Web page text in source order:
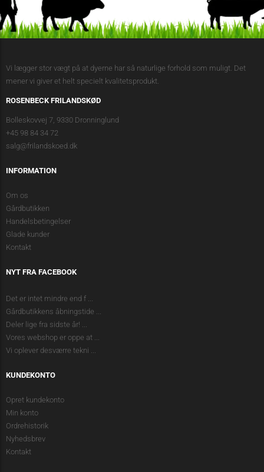
Vi lægger stor vægt på at dyerne har så naturlige forhold som muligt. Det
mener vi giver et helt specielt kvalitetsprodukt.
ROSENBECK FRILANDSKØD
Bolleskovvej 7, 9330 Dronninglund
+45 98 84 34 72
salg@frilandskoed.dk
INFORMATION
Om os
Gårdbutikken
Handelsbetingelser
Glade kunder
Kontakt
NYT FRA FACEBOOK
Det er intet mindre end f
Gårdbutikkens åbningstide
Deler lige fra sidste år!
Vores webshop er oppe at
Vi oplever desværre tekni
KUNDEKONTO
Opret kundekonto
Min konto
Ordrehistorik
Nyhedsbrev
Kontakt